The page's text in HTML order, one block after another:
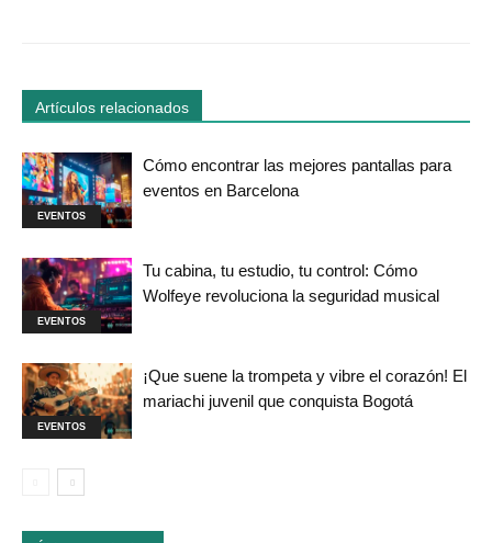
Artículos relacionados
EVENTOS
Cómo encontrar las mejores pantallas para
eventos en Barcelona
EVENTOS
Tu cabina, tu estudio, tu control: Cómo
Wolfeye revoluciona la seguridad musical
EVENTOS
¡Que suene la trompeta y vibre el corazón! El
mariachi juvenil que conquista Bogotá